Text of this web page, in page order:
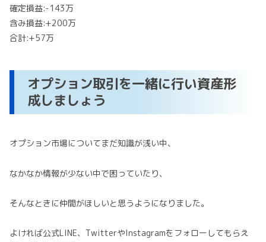
確定損益:-143万
含み損益:+200万
合計:+57万
オプション取引を一緒に行い資産形
成しましょう
オプション市場についてまだ知識が浅い中、
なかなか情報が少ない中で困っていたり、
そんなときに仲間がほしいと思うようになりました。
よければ公式LINE、TwitterやInstagramをフォローしてもらえ